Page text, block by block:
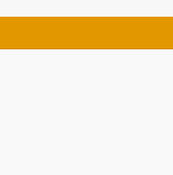
للمواطنين شروط العمل وايميل التقديم